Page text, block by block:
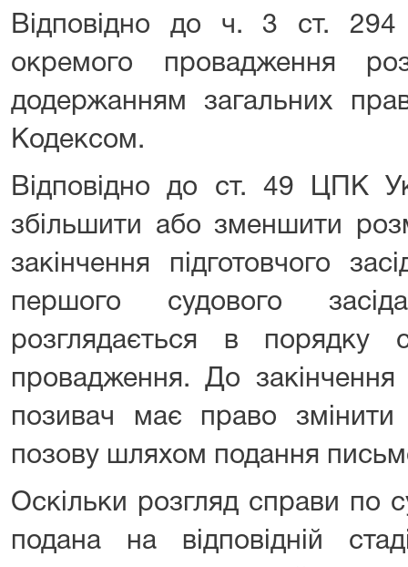
Відповідно до ч. 3 ст.
окремого провадження
додержанням загальних
Кодексом.
Відповідно до ст. 49 ЦПК
збільшити або зменшити
закінчення підготовчого
першого судового
розглядається в порядку
провадження. До закінчення
позивач має право змінити
позову шляхом подання
Оскільки розгляд справи по
подана на відповідній